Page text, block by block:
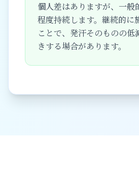
個人差はありますが、一般
程度持続します。継続的に
ことで、発汗そのものの低
きする場合があります。